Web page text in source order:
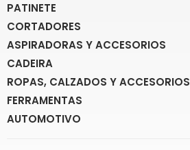
PATINETE
CORTADORES
ASPIRADORAS Y ACCESORIOS
CADEIRA
ROPAS, CALZADOS Y ACCESORIOS
FERRAMENTAS
AUTOMOTIVO